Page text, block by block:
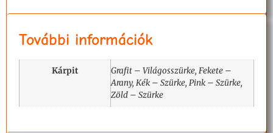
További információk
Kárpit
Grafit – Világosszürke, Fekete –
Arany, Kék – Szürke, Pink – Szürke,
Zöld – Szürke